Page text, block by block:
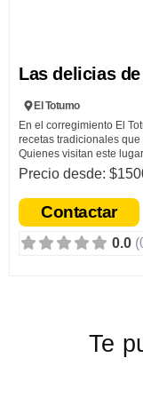
Las delicias
El Totumo
En el corregimiento El
recetas tradicionales
Quienes visitan este
frito, sudados, ceviches,
hechas de manera
raíces de nuestra tierra.
Más que una comida, es
auténticos y la calidez
recetas tradicionales—
Precio desde:
Contactar
0.0
Te